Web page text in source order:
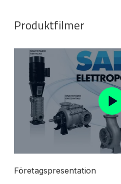
Produktfilmer
Företagspresentation